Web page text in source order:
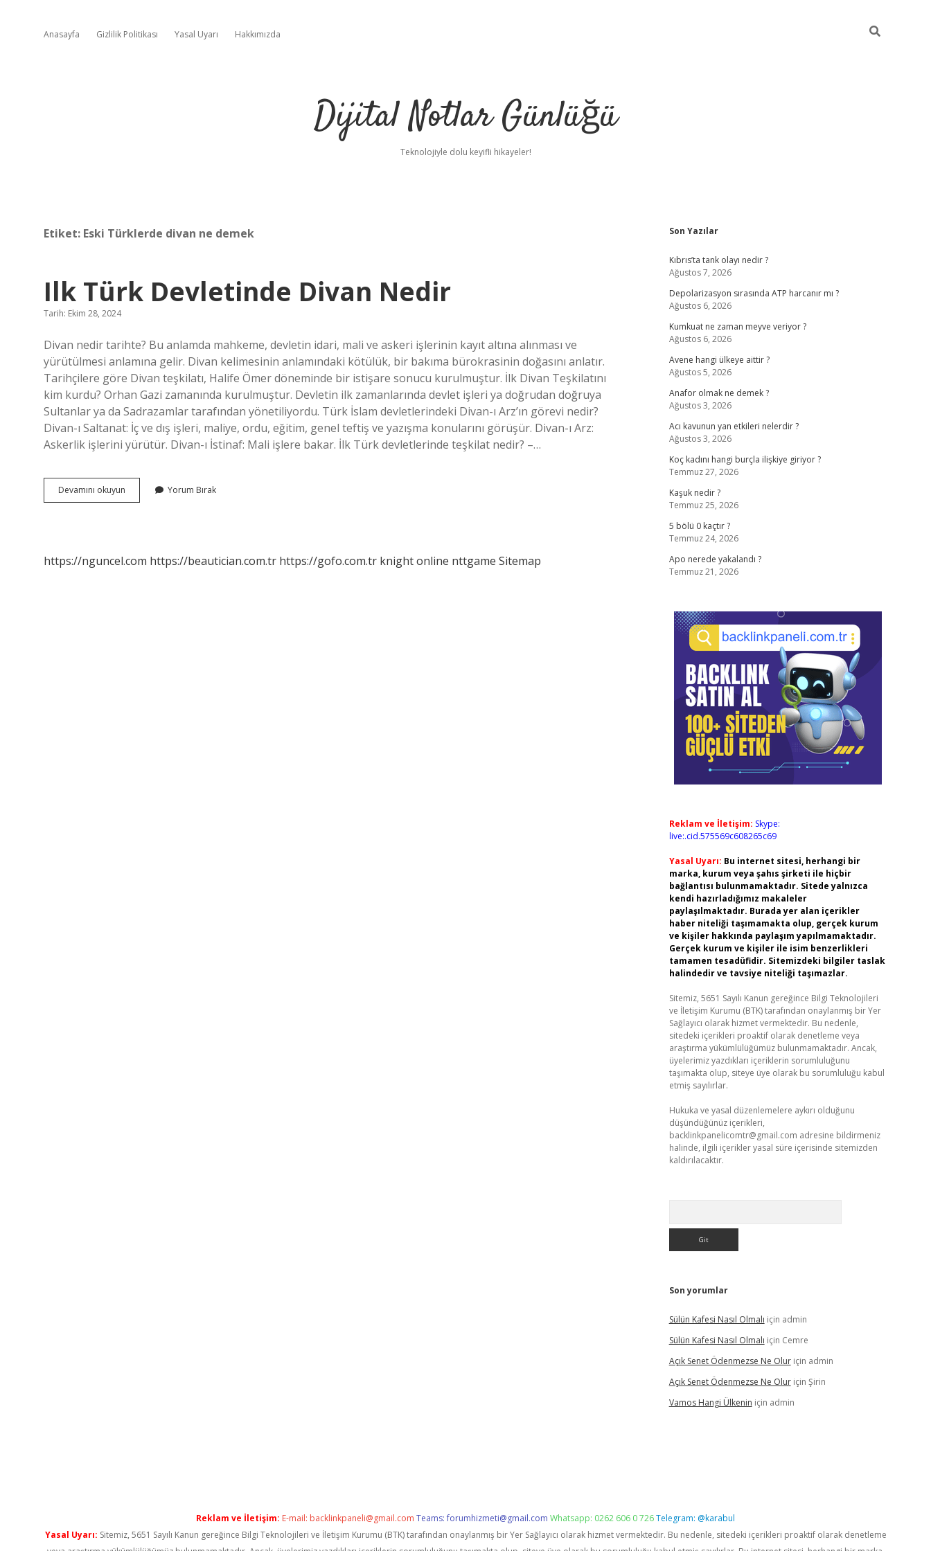
Anasayfa Gizlilik Politikası Yasal Uyarı Hakkımızda
Dijital Notlar Günlüğü
Teknolojiyle dolu keyifli hikayeler!
Etiket: Eski Türklerde divan ne demek
Ilk Türk Devletinde Divan Nedir
Tarih: Ekim 28, 2024
Divan nedir tarihte? Bu anlamda mahkeme, devletin idari, mali ve askeri işlerinin kayıt altına alınması ve
yürütülmesi anlamına gelir. Divan kelimesinin anlamındaki kötülük, bir bakıma bürokrasinin doğasını anlatır.
Tarihçilere göre Divan teşkilatı, Halife Ömer döneminde bir istişare sonucu kurulmuştur. İlk Divan Teşkilatını
kim kurdu? Orhan Gazi zamanında kurulmuştur. Devletin ilk zamanlarında devlet işleri ya doğrudan doğruya
Sultanlar ya da Sadrazamlar tarafından yönetiliyordu. Türk İslam devletlerindeki Divan-ı Arz’ın görevi nedir?
Divan-ı Saltanat: İç ve dış işleri, maliye, ordu, eğitim, genel teftiş ve yazışma konularını görüşür. Divan-ı Arz:
Askerlik işlerini yürütür. Divan-ı İstinaf: Mali işlere bakar. İlk Türk devletlerinde teşkilat nedir? –…
Devamını okuyun
Türk
Yorum Bırak
https://nguncel.com https://beautician.com.tr https://gofo.com.tr knight online nttgame Sitemap
Sidebar
Son Yazılar
Kıbrıs’ta tank olayı nedir ?
Ağustos 7, 2026
Depolarizasyon sırasında ATP harcanır mı ?
Ağustos 6, 2026
Kumkuat ne zaman meyve veriyor ?
Ağustos 6, 2026
Avene hangi ülkeye aittir ?
Ağustos 5, 2026
Anafor olmak ne demek ?
Ağustos 3, 2026
Acı kavunun yan etkileri nelerdir ?
Ağustos 3, 2026
Koç kadını hangi burçla ilişkiye giriyor ?
Temmuz 27, 2026
Kaşuk nedir ?
Temmuz 25, 2026
5 bölü 0 kaçtır ?
Temmuz 24, 2026
Apo nerede yakalandı ?
Temmuz 21, 2026
Reklam ve İletişim: Skype:
live:.cid.575569c608265c69
Yasal Uyarı: Bu internet sitesi, herhangi bir
marka, kurum veya şahıs şirketi ile hiçbir
bağlantısı bulunmamaktadır. Sitede yalnızca
kendi hazırladığımız makaleler
paylaşılmaktadır. Burada yer alan içerikler
haber niteliği taşımamakta olup, gerçek kurum
ve kişiler hakkında paylaşım yapılmamaktadır.
Gerçek kurum ve kişiler ile isim benzerlikleri
tamamen tesadüfidir. Sitemizdeki bilgiler taslak
halindedir ve tavsiye niteliği taşımazlar.
Sitemiz, 5651 Sayılı Kanun gereğince Bilgi Teknolojileri
ve İletişim Kurumu (BTK) tarafından onaylanmış bir Yer
Sağlayıcı olarak hizmet vermektedir. Bu nedenle,
sitedeki içerikleri proaktif olarak denetleme veya
araştırma yükümlülüğümüz bulunmamaktadır. Ancak,
üyelerimiz yazdıkları içeriklerin sorumluluğunu
taşımakta olup, siteye üye olarak bu sorumluluğu kabul
etmiş sayılırlar.
Hukuka ve yasal düzenlemelere aykırı olduğunu
düşündüğünüz içerikleri,
backlinkpanelicomtr@gmail.com adresine bildirmeniz
halinde, ilgili içerikler yasal süre içerisinde sitemizden
kaldırılacaktır.
Son yorumlar
Sülün Kafesi Nasıl Olmalı için admin
Sülün Kafesi Nasıl Olmalı için Cemre
Açık Senet Ödenmezse Ne Oluriçin admin
Açık Senet Ödenmezse Ne Oluriçin Şirin
Vamos Hangi Ülkenin için admin
Reklam ve İletişim: E-mail: backlinkpaneli@gmail.com Teams:forumhizmeti@gmail.com Whatsapp: 0262 606 0 726Telegram: @karabul
Yasal Uyarı: Sitemiz, 5651 Sayılı Kanun gereğince Bilgi Teknolojileri ve İletişim Kurumu (BTK) tarafından onaylanmış bir Yer Sağlayıcı olarak hizmet vermektedir. Bu nedenle, sitedeki içerikleri proaktif olarak denetleme